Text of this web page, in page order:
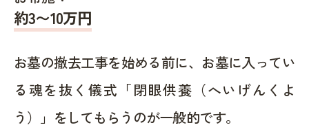
約3〜10万円
お墓の撤去工事を始める前に、お墓に入ってい
る魂を抜く儀式「閉眼供養（へいげんくよ
う）」をしてもらうのが一般的です。